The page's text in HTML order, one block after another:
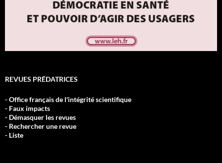
REVUES PRÉDATRICES
- Office français de l'intégrité scientifique
- Faux impacts
- Démasquer les revues
- Rechercher une revue
- Liste